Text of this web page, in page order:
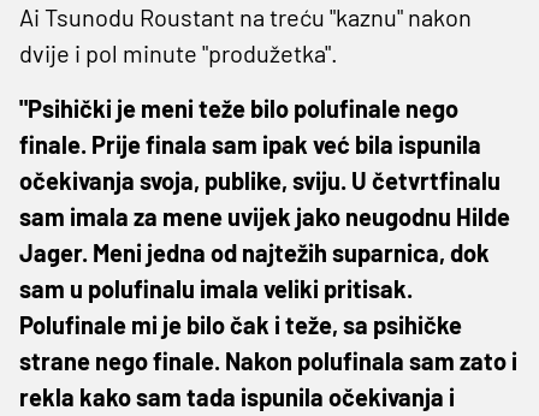
Ai Tsunodu Roustant na treću "kaznu" nakon
dvije i pol minute "produžetka".
"Psihički je meni teže bilo polufinale nego
finale. Prije finala sam ipak već bila ispunila
očekivanja svoja, publike, sviju. U četvrtfinalu
sam imala za mene uvijek jako neugodnu Hilde
Jager. Meni jedna od najtežih suparnica, dok
sam u polufinalu imala veliki pritisak.
Polufinale mi je bilo čak i teže, sa psihičke
strane nego finale. Nakon polufinala sam zato i
rekla kako sam tada ispunila očekivanja i